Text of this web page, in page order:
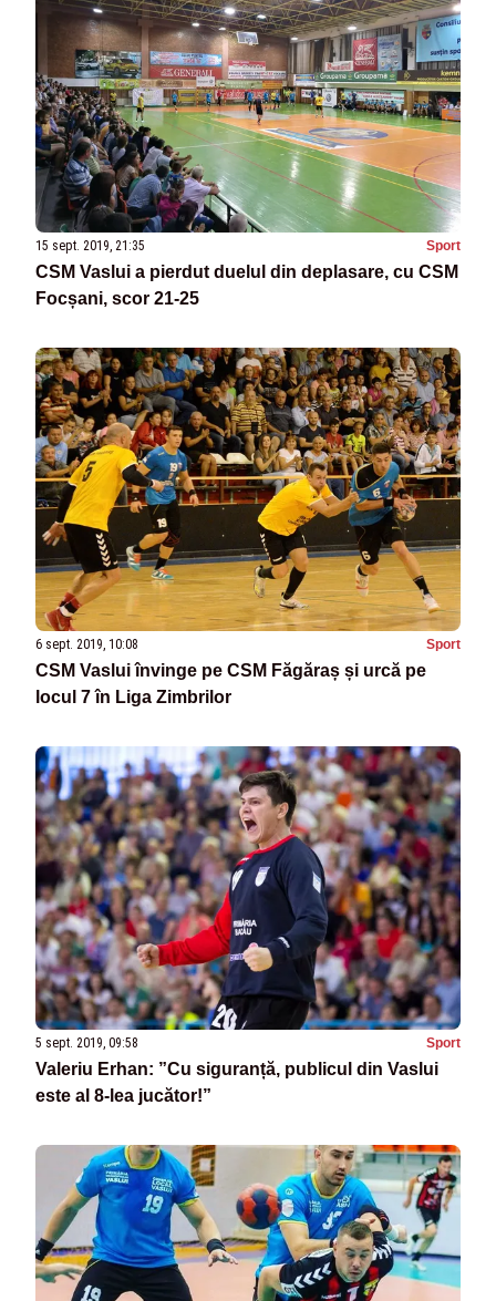
15 sept. 2019, 21:35 Sport
CSM Vaslui a pierdut duelul din deplasare, cu CSM
Focșani, scor 21-25
6 sept. 2019, 10:08 Sport
CSM Vaslui învinge pe CSM Făgăraș și urcă pe
locul 7 în Liga Zimbrilor
5 sept. 2019, 09:58 Sport
Valeriu Erhan: ”Cu siguranță, publicul din Vaslui
este al 8-lea jucător!”